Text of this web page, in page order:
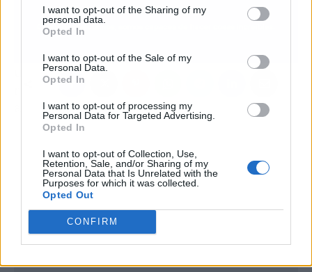
I want to opt-out of the Sharing of my
personal data.
Opted In
I want to opt-out of the Sale of my
Personal Data.
Opted In
I want to opt-out of processing my
Personal Data for Targeted Advertising.
Opted In
I want to opt-out of Collection, Use,
Retention, Sale, and/or Sharing of my
Personal Data that Is Unrelated with the
Purposes for which it was collected.
Opted Out
CONFIRM